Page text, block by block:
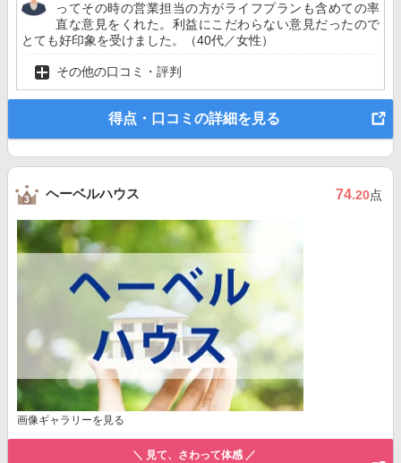
ってその時の営業担当の方がライフプランも含めての率
直な意見をくれた。利益にこだわらない意見だったので
とても好印象を受けました。（40代／女性）
その他の口コミ・評判
得点・口コミの詳細を見る
ヘーベルハウス 74.20点
画像ギャラリーを見る
＼ 見て、さわって体感 ／